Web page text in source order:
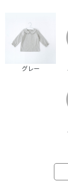
グレー